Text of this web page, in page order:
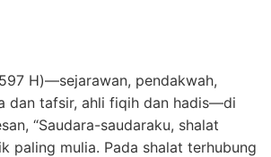
H)—sejarawan, pendakwah,
dan tafsir, ahli fiqih dan hadis—di
“Saudara-saudaraku, shalat
paling mulia. Pada shalat terhubung